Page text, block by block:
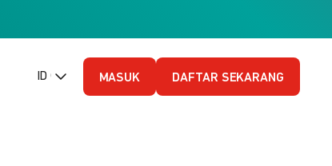
ID (Bahasa Indonesia)
MASUK DAFTAR SEKARANG